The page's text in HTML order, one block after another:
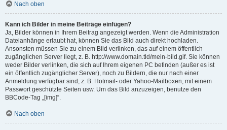
Nach oben
Kann ich Bilder in meine Beiträge einfügen?
Ja, Bilder können in Ihrem Beitrag angezeigt werden. Wenn die Administration
Dateianhänge erlaubt hat, können Sie das Bild auch direkt hochladen.
Ansonsten müssen Sie zu einem Bild verlinken, das auf einem öffentlich
zugänglichen Server liegt, z. B. http://www.domain.tld/mein-bild.gif. Sie können
weder Bilder verlinken, die sich auf Ihrem eigenen PC befinden (außer es ist
ein öffentlich zugänglicher Server), noch zu Bildern, die nur nach einer
Anmeldung verfügbar sind, z. B. Hotmail- oder Yahoo-Mailboxen, mit einem
Passwort geschützte Seiten usw. Um das Bild anzuzeigen, benutze den
BBCode-Tag „[img]“.
Nach oben